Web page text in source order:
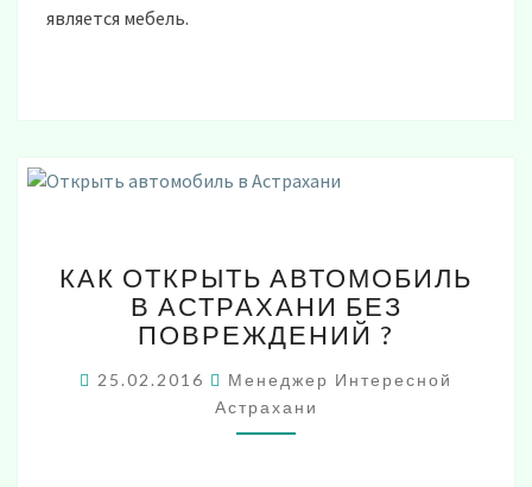
является мебель.
ОТКРЫТЬ
АВТОМОБИЛЬ
В
АСТРАХАНИ
БЕЗ
ПОВРЕЖДЕНИЙ
?
КАК ОТКРЫТЬ АВТОМОБИЛЬ
В АСТРАХАНИ БЕЗ
ПОВРЕЖДЕНИЙ ?
25.02.2016
Менеджер Интересной
Астрахани